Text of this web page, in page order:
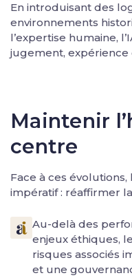
En introduisant des
environnements
l’expertise humaine,
jugement, expérience
Maintenir
centre
Face à ces
impératif : réaffirmer
Au-delà des
enjeux éthiques,
risques associés
et une